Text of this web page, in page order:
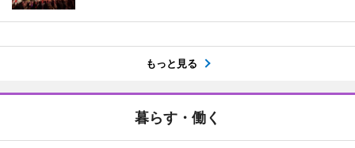
もっと見る
暮らす・働く